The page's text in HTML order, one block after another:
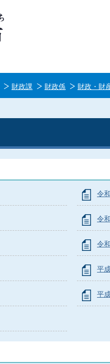
財政課 財政係 財政・財
令
令
令
平
平